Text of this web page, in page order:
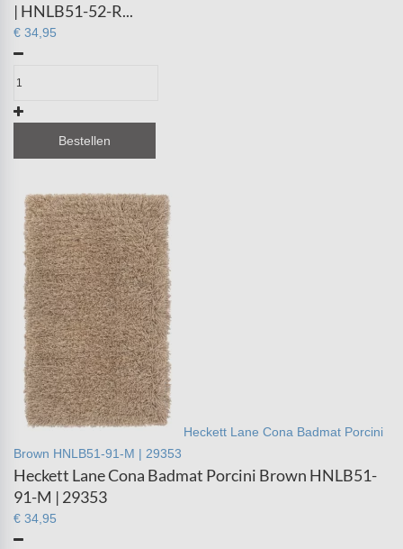
| HNLB51-52-R...
€ 34,95
Bestellen
Heckett Lane Cona Badmat Porcini
Brown HNLB51-91-M | 29353
Heckett Lane Cona Badmat Porcini Brown HNLB51-
91-M | 29353
€ 34,95